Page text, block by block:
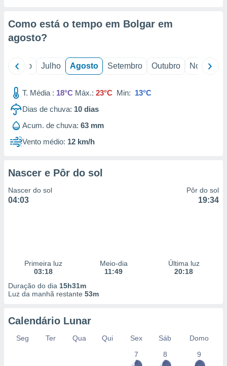
através
estudos
de
Como está o tempo em Bolgar em
agosto?
Junho Julho Agosto Setembro Outubro Novembro
T. Média : 18°C Máx.: 23°C Min: 13°C
Dias de chuva: 10 dias
Acum. de chuva: 63 mm
Vento médio: 12 km/h
Nascer e Pôr do sol
Nascer do sol
04:03
Pôr do sol
19:34
Primeira luz
03:18
Meio-dia
11:49
Última luz
20:18
Duração do dia 15h31m
Luz da manhã restante 53m
Calendário Lunar
Seg Ter Qua Qui Sex Sáb
Domo
7
8 9